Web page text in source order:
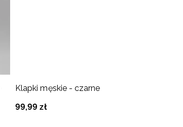
Klapki męskie - czarne
99,99 zł